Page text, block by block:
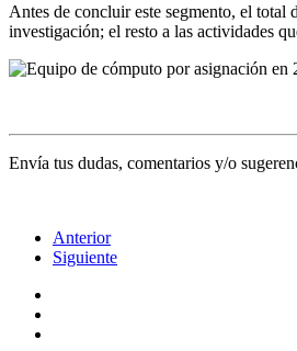
Antes de concluir este segmento, el total
investigación; el resto a las actividades
Envía tus dudas, comentarios y/o
Anterior
Siguiente